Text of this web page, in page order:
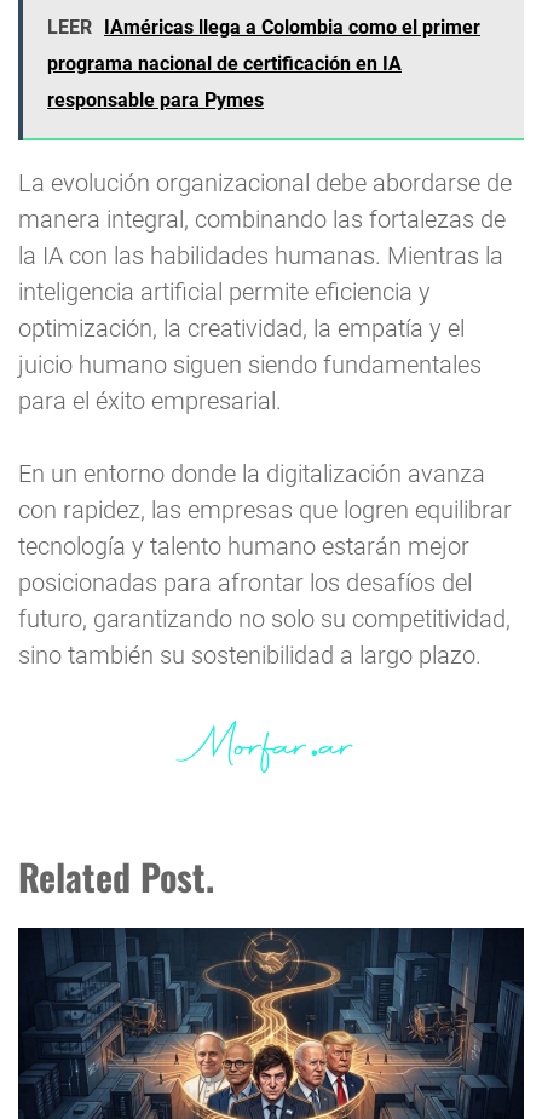
LEER
IAméricas llega a Colombia como el primer
programa nacional de certificación en IA
responsable para Pymes
La evolución organizacional debe abordarse de
manera integral, combinando las fortalezas de
la IA con las habilidades humanas. Mientras la
inteligencia artificial permite eficiencia y
optimización, la creatividad, la empatía y el
juicio humano siguen siendo fundamentales
para el éxito empresarial.
En un entorno donde la digitalización avanza
con rapidez, las empresas que logren equilibrar
tecnología y talento humano estarán mejor
posicionadas para afrontar los desafíos del
futuro, garantizando no solo su competitividad,
sino también su sostenibilidad a largo plazo.
Related Post.